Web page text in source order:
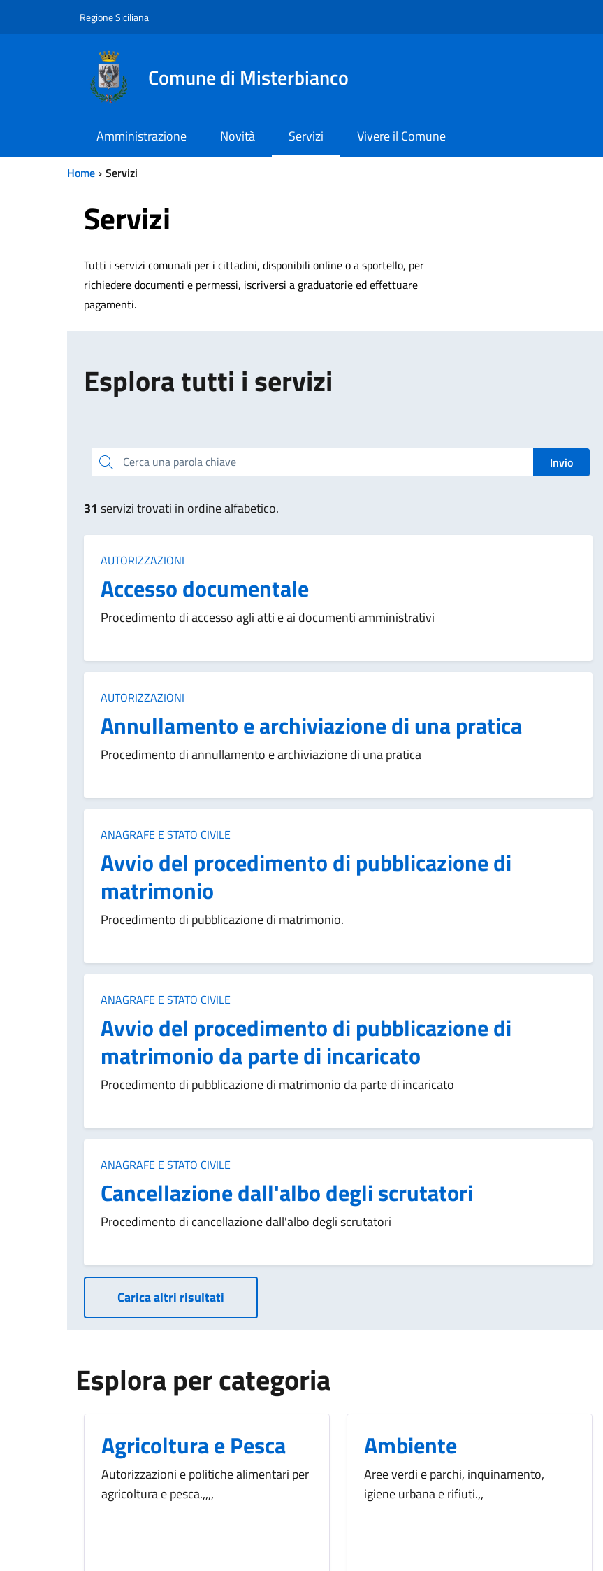
Regione Siciliana
Comune di Misterbianco
Amministrazione Novità Servizi Vivere il Comune
Home Servizi
Servizi
Tutti i servizi comunali per i cittadini, disponibili online o a sportello, per
richiedere documenti e permessi, iscriversi a graduatorie ed effettuare
pagamenti.
Esplora tutti i servizi
Cerca una parola chiave Invio
31 servizi trovati in ordine alfabetico.
Categoria:
AUTORIZZAZIONI
Accesso documentale
Procedimento di accesso agli atti e ai documenti amministrativi
Categoria:
AUTORIZZAZIONI
Annullamento e archiviazione di una pratica
Procedimento di annullamento e archiviazione di una pratica
Categoria:
ANAGRAFE E STATO CIVILE
Avvio del procedimento di pubblicazione di
matrimonio
Procedimento di pubblicazione di matrimonio.
Categoria:
ANAGRAFE E STATO CIVILE
Avvio del procedimento di pubblicazione di
matrimonio da parte di incaricato
Procedimento di pubblicazione di matrimonio da parte di incaricato
Categoria:
ANAGRAFE E STATO CIVILE
Cancellazione dall'albo degli scrutatori
Procedimento di cancellazione dall'albo degli scrutatori
Carica altri risultati
Esplora per categoria
Agricoltura e Pesca
Autorizzazioni e politiche alimentari per
agricoltura e pesca.,,,,
Ambiente
Aree verdi e parchi, inquinamento,
igiene urbana e rifiuti.,,